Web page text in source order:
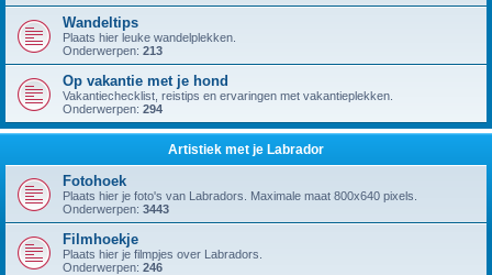
Wandeltips
Plaats hier leuke wandelplekken.
Onderwerpen: 213
Op vakantie met je hond
Vakantiechecklist, reistips en ervaringen met vakantieplekken.
Onderwerpen: 294
Artistiek met je Labrador
Fotohoek
Plaats hier je foto's van Labradors. Maximale maat 800x640 pixels.
Onderwerpen: 3443
Filmhoekje
Plaats hier je filmpjes over Labradors.
Onderwerpen: 246